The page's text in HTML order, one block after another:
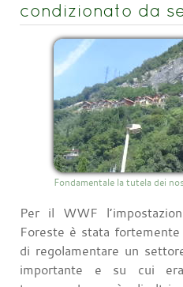
condizionato da
Fondamentale la tutela dei
Per il WWF
Foreste è stata
di regolamentare un
importante e su cui era